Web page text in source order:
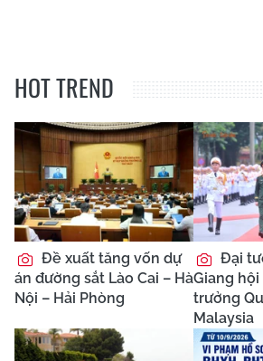
HOT TREND
Đề xuất tăng vốn dự
án đường sắt Lào Cai – Hà
Nội – Hải Phòng
Đại
Giang
trưởng
Malaysia